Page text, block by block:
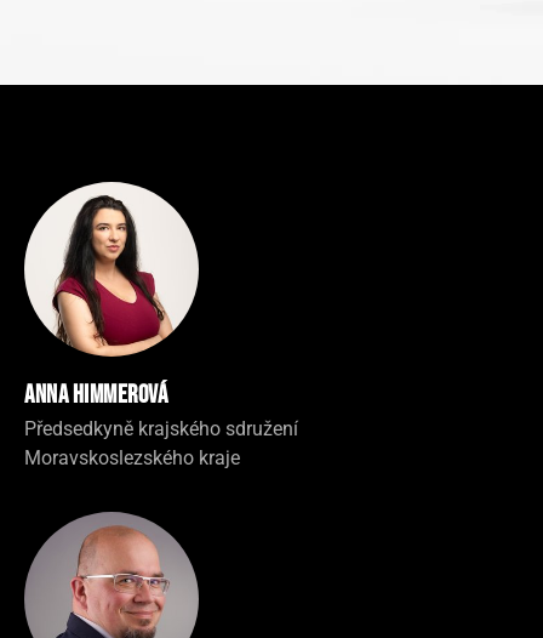
Anna Himmerová
Předsedkyně krajského sdružení
Moravskoslezského kraje